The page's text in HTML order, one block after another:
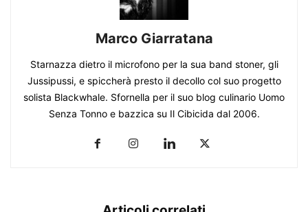
Marco Giarratana
Starnazza dietro il microfono per la sua band stoner, gli
Jussipussi, e spiccherà presto il decollo col suo progetto
solista Blackwhale. Sfornella per il suo blog culinario Uomo
Senza Tonno e bazzica su Il Cibicida dal 2006.